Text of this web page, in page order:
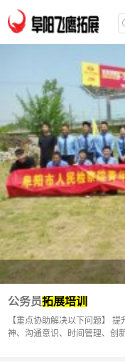
公务员拓展培训
【重点协助解决以下问题】
神、沟通意识、时间管理、创